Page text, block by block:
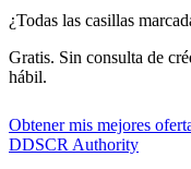
¿Todas las casillas
Gratis. Sin consulta de
hábil.
Obtener mis mejores
DDSCR Authority